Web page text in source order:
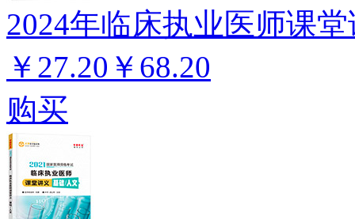
2024年临床执业医师课
￥27.20 ￥68.20
购买